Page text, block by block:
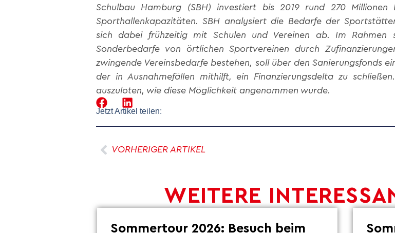
Schulbau Hamburg (SBH) investiert bis 2019 rund 270
Sporthallenkapazitäten. SBH analysiert die Bedarfe der
sich dabei frühzeitig mit Schulen und Vereinen ab. Im Rahmen
Sonderbedarfe von örtlichen Sportvereinen durch
zwingende Vereinsbedarfe bestehen, soll über den Sanierungsfonds
der in Ausnahmefällen mithilft, ein Finanzierungsdelta zu
auszuloten, wie diese Möglichkeit angenommen wurde.
Jetzt Artikel teilen:
VORHERIGER ARTIKEL
WEITERE
Sommertour 2026: Besuch beim